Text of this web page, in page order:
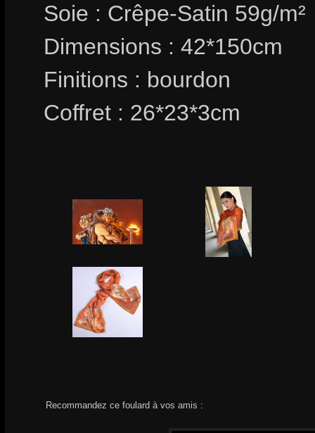
Soie : Crêpe-Satin 59g/m²
Dimensions : 42*150cm
Finitions : bourdon
Coffret : 26*23*3cm
Recommandez ce foulard à vos amis :